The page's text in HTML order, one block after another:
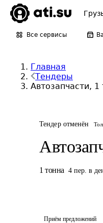
Все сервисы
Главная
Тендеры
Автозапчасти, 1
Тендер отменён
1 тонна 4 пер. в
Приём предложений